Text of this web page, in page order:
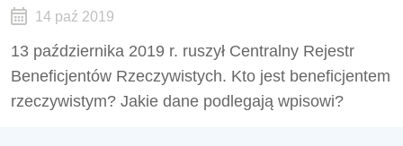
14 paź 2019
13 października 2019 r. ruszył Centralny Rejestr
Beneficjentów Rzeczywistych. Kto jest beneficjentem
rzeczywistym? Jakie dane podlegają wpisowi?